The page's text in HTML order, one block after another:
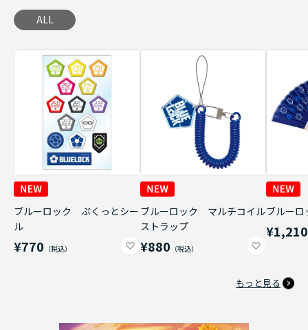
ALL
ブルーロック ぷくっとシー
ル
¥770
ブルーロック マルチコイル
ストラップ
¥880
ブルー
¥1,210
もっと見る